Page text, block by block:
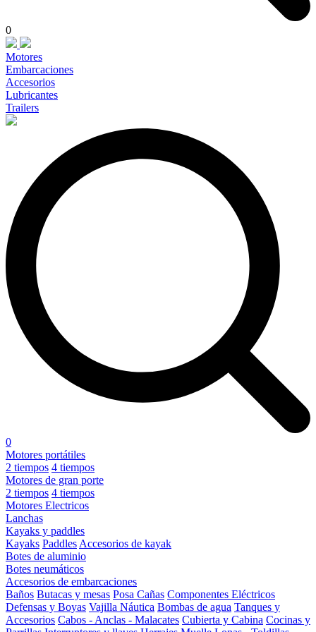
0
Motores
Embarcaciones
Accesorios
Lubricantes
Trailers
0
Motores portátiles
2 tiempos 4 tiempos
Motores de gran porte
2 tiempos 4 tiempos
Motores Electricos
Lanchas
Kayaks y paddles
Kayaks Paddles Accesorios de kayak
Botes de aluminio
Botes neumáticos
Accesorios de embarcaciones
Baños Butacas y mesas Posa Cañas Componentes Eléctricos
Defensas y Boyas Vajilla Náutica Bombas de agua Tanques y
Accesorios Cabos - Anclas - Malacates Cubierta y Cabina Cocinas y